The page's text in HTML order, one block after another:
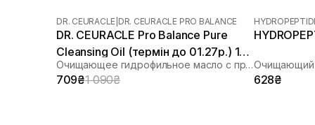
DR. CEURACLE DR. CEURACLE PRO BALANCE
DR. CEURACLE Pro Balance Pure
Cleansing Oil (термін до 01.27р.) 155
мл
Очищающее гидрофильное масло с пробиотиками
709₴1 090₴
Очищающий
628₴